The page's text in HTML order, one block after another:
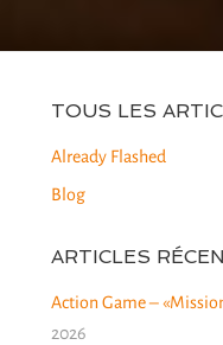
TOUS LES
Already Flashed
Blog
ARTICLES
Action Game –
2026